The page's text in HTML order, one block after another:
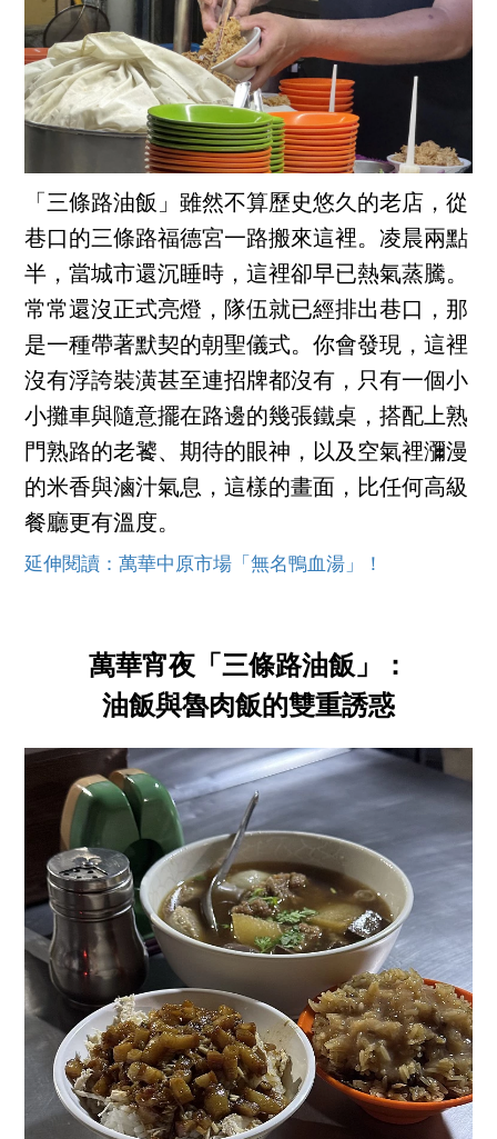
「三條路油飯」雖然不算歷史悠久的老店，從
巷口的三條路福德宮一路搬來這裡。凌晨兩點
半，當城市還沉睡時，這裡卻早已熱氣蒸騰。
常常還沒正式亮燈，隊伍就已經排出巷口，那
是一種帶著默契的朝聖儀式。你會發現，這裡
沒有浮誇裝潢甚至連招牌都沒有，只有一個小
小攤車與隨意擺在路邊的幾張鐵桌，搭配上熟
門熟路的老饕、期待的眼神，以及空氣裡瀰漫
的米香與滷汁氣息，這樣的畫面，比任何高級
餐廳更有溫度。
延伸閱讀：萬華中原市場「無名鴨血湯」！
萬華宵夜「三條路油飯」：
油飯與魯肉飯的雙重誘惑